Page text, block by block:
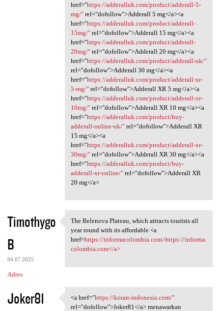
href="https://adderalluk.com/product/adderall-5-
mg/"rel="dofollow">Adderall 5 mg</a><a
href="https://adderalluk.com/product/adderall-
15mg/"rel="dofollow">Adderall 15 mg</a><a
href="https://adderalluk.com/product/adderall-
20mg/"rel="dofollow">Adderall 20 mg</a><a
href="https://adderalluk.com/product/adderall-uk/"
rel="dofollow">Adderall 30 mg</a><a
href="https://adderalluk.com/product/adderall-xr-
5-mg/"rel="dofollow">Adderall XR 5 mg</a><a
href="https://adderalluk.com/product/adderall-xr-
10mg/"rel="dofollow">Adderall XR 10 mg</a><a
href="https://adderalluk.com/product/buy-
adderall-online-uk/"rel="dofollow">Adderall XR
15 mg</a><a
href="https://adderalluk.com/product/adderall-xr-
30mg/"rel="dofollow">Adderall XR 30 mg</a><a
href="https://adderalluk.com/product/buy-
adderall-xr-online/"rel="dofollow">Adderall XR
20 mg</a>
Timothygo
B
04.07.2025
Adres
The Belenova Plateau, which
The Belenova Plateau, which attracts tourists all
year round with its affordable <a
href=https://informacolombia.com>https://informa
colombia.com</a>
Joker81 <a href="https://koran
<a href="https://koran-indonesia.com/"
rel="dofollow">Joker81</a> menawarkan